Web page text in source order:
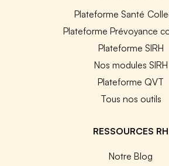
Plateforme Santé
Plateforme Prévoyance
Plateforme SIRH
Nos modules SIRH
Plateforme QVT
Tous nos outils
RESSOURCES RH
Notre Blog